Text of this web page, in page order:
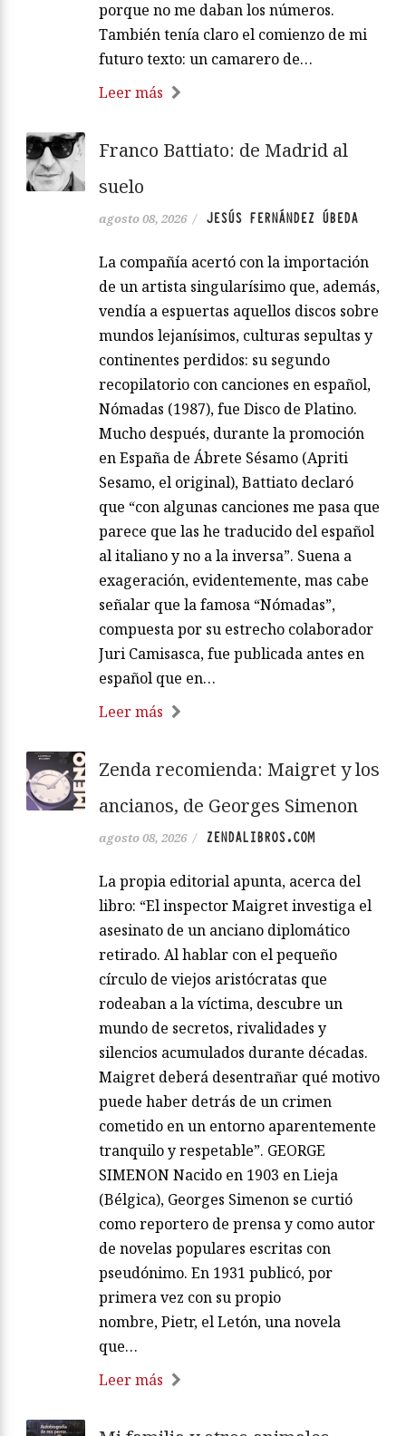
porque no me daban los números.
También tenía claro el comienzo de mi
futuro texto: un camarero de…
Leer más
Franco Battiato: de Madrid al
suelo
agosto 08, 2026 / JESÚS FERNÁNDEZ ÚBEDA
La compañía acertó con la importación
de un artista singularísimo que, además,
vendía a espuertas aquellos discos sobre
mundos lejanísimos, culturas sepultas y
continentes perdidos: su segundo
recopilatorio con canciones en español,
Nómadas (1987), fue Disco de Platino.
Mucho después, durante la promoción
en España de Ábrete Sésamo (Apriti
Sesamo, el original), Battiato declaró
que “con algunas canciones me pasa que
parece que las he traducido del español
al italiano y no a la inversa”. Suena a
exageración, evidentemente, mas cabe
señalar que la famosa “Nómadas”,
compuesta por su estrecho colaborador
Juri Camisasca, fue publicada antes en
español que en…
Leer más
Zenda recomienda: Maigret y los
ancianos, de Georges Simenon
agosto 08, 2026 / ZENDALIBROS.COM
La propia editorial apunta, acerca del
libro: “El inspector Maigret investiga el
asesinato de un anciano diplomático
retirado. Al hablar con el pequeño
círculo de viejos aristócratas que
rodeaban a la víctima, descubre un
mundo de secretos, rivalidades y
silencios acumulados durante décadas.
Maigret deberá desentrañar qué motivo
puede haber detrás de un crimen
cometido en un entorno aparentemente
tranquilo y respetable”. GEORGE
SIMENON Nacido en 1903 en Lieja
(Bélgica), Georges Simenon se curtió
como reportero de prensa y como autor
de novelas populares escritas con
pseudónimo. En 1931 publicó, por
primera vez con su propio
nombre, Pietr, el Letón, una novela
que…
Leer más